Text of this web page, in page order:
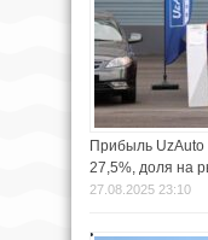
Прибыль UzAuto
27,5%, доля на
27.08.2025 23:10